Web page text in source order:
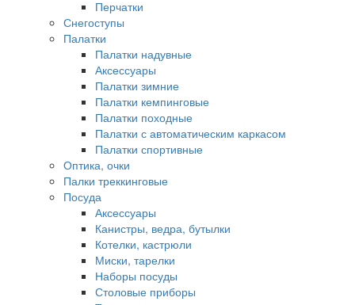
Перчатки
Снегоступы
Палатки
Палатки надувные
Аксессуары
Палатки зимние
Палатки кемпинговые
Палатки походные
Палатки с автоматическим каркасом
Палатки спортивные
Оптика, очки
Палки треккинговые
Посуда
Аксессуары
Канистры, ведра, бутылки
Котелки, кастрюли
Миски, тарелки
Наборы посуды
Столовые приборы